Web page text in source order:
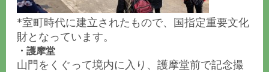
*室町時代に建立されたもので、国指定重要文化
財となっています。
・護摩堂
山門をくぐって境内に入り、護摩堂前で記念撮